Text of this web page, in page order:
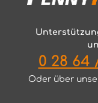
0 28 64
Oder über